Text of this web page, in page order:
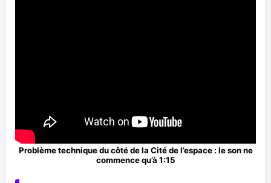
Problème technique du côté de la Cité de l’espace : le son ne
commence qu’à 1:15